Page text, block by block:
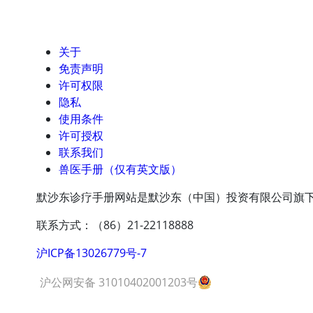
关于
免责声明
许可权限
隐私
使用条件
许可授权
联系我们
兽医手册（仅有英文版）
默沙东诊疗手册网站是默沙东（中国）投资有限公司旗
联系方式：（86）21-22118888
沪ICP备13026779号-7
沪公网安备 31010402001203号